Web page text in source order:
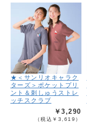
★＜サンリオキャラク
ターズ＞ポケットプリ
ント＆刺しゅうストレ
ッチスクラブ
￥3,290
（税込￥3,619）